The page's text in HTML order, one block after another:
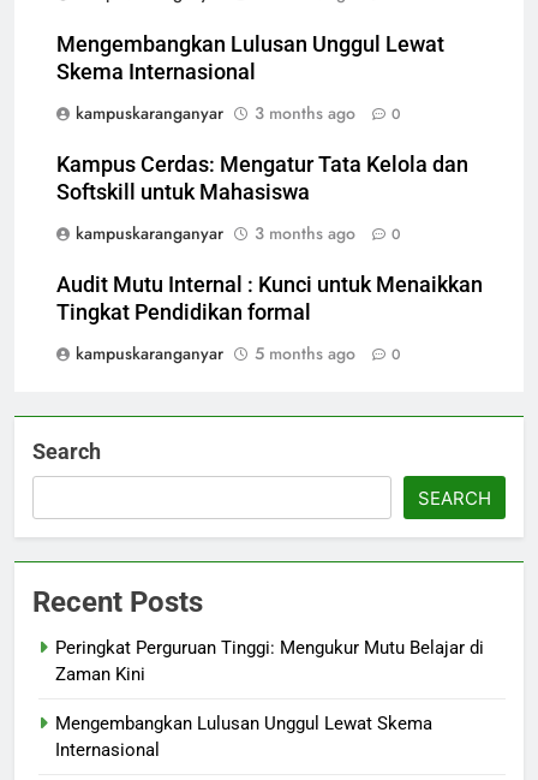
Mengembangkan Lulusan Unggul Lewat
Skema Internasional
kampuskaranganyar
3 months ago 0
Kampus Cerdas: Mengatur Tata Kelola dan
Softskill untuk Mahasiswa
kampuskaranganyar
3 months ago 0
Audit Mutu Internal : Kunci untuk Menaikkan
Tingkat Pendidikan formal
kampuskaranganyar
5 months ago 0
Search
SEARCH
Recent Posts
Peringkat Perguruan Tinggi: Mengukur Mutu Belajar di
Zaman Kini
Mengembangkan Lulusan Unggul Lewat Skema
Internasional